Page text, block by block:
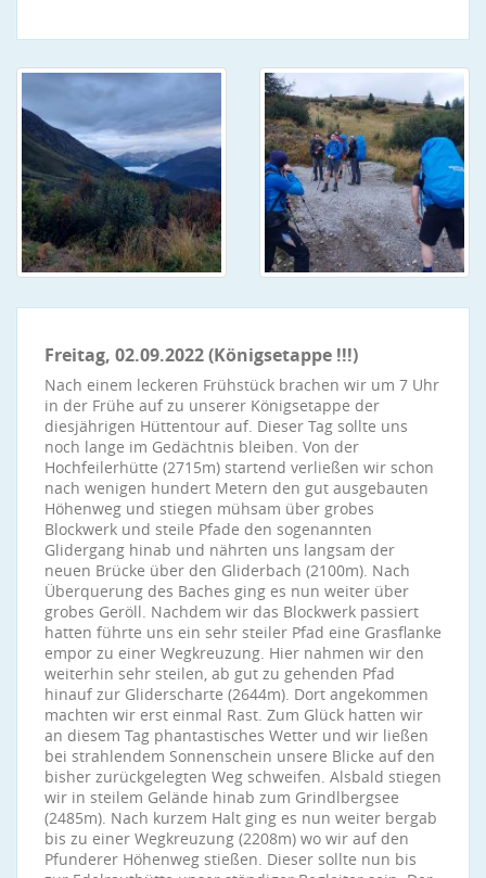
Freitag, 02.09.2022 (Königsetappe !!!)
Nach einem leckeren Frühstück brachen wir um 7 Uhr
in der Frühe auf zu unserer Königsetappe der
diesjährigen Hüttentour auf. Dieser Tag sollte uns
noch lange im Gedächtnis bleiben. Von der
Hochfeilerhütte (2715m) startend verließen wir schon
nach wenigen hundert Metern den gut ausgebauten
Höhenweg und stiegen mühsam über grobes
Blockwerk und steile Pfade den sogenannten
Glidergang hinab und nährten uns langsam der
neuen Brücke über den Gliderbach (2100m). Nach
Überquerung des Baches ging es nun weiter über
grobes Geröll. Nachdem wir das Blockwerk passiert
hatten führte uns ein sehr steiler Pfad eine Grasflanke
empor zu einer Wegkreuzung. Hier nahmen wir den
weiterhin sehr steilen, ab gut zu gehenden Pfad
hinauf zur Gliderscharte (2644m). Dort angekommen
machten wir erst einmal Rast. Zum Glück hatten wir
an diesem Tag phantastisches Wetter und wir ließen
bei strahlendem Sonnenschein unsere Blicke auf den
bisher zurückgelegten Weg schweifen. Alsbald stiegen
wir in steilem Gelände hinab zum Grindlbergsee
(2485m). Nach kurzem Halt ging es nun weiter bergab
bis zu einer Wegkreuzung (2208m) wo wir auf den
Pfunderer Höhenweg stießen. Dieser sollte nun bis